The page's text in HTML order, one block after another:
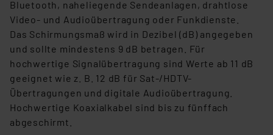
Angemessenheitsbeschluss der EU. Dies bedeutet,
dass die USA als Land mit unzureichendem
Datenschutz nach EU-Standards eingestuft wird. So
besteht etwa das Risiko, dass US-Behörden
personenbezogene Daten in
Überwachungsprogrammen verarbeiten, ohne dass
hiergegen Klagemöglichkeiten für Europäer bestehen.
Unsere Kooperation mit diesen Dienstleistern stützt
sich auf die Standarddatenschutzklauseln der
Bluetooth, naheliegende Sendeanlagen, drahtlose
Video- und Audioübertragung oder Funkdienste.
Das Schirmungsmaß wird in Dezibel (dB) angegeben
und sollte mindestens 9 dB betragen. Für
hochwertige Signalübertragung sind Werte ab 11 dB
geeignet wie z. B. 12 dB für Sat-/HDTV-
Übertragungen und digitale Audioübertragung.
Hochwertige Koaxialkabel sind bis zu fünffach
abgeschirmt.